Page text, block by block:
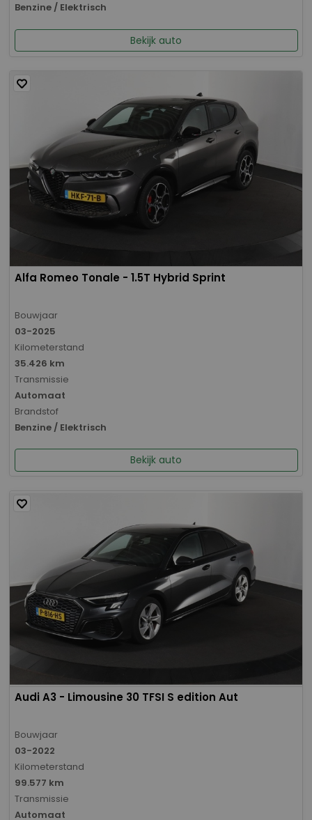
Benzine / Elektrisch
Bekijk auto
Alfa Romeo Tonale - 1.5T Hybrid Sprint
Bouwjaar
03-2025
Kilometerstand
35.426 km
Transmissie
Automaat
Brandstof
Benzine / Elektrisch
Bekijk auto
Audi A3 - Limousine 30 TFSI S edition Aut
Bouwjaar
03-2022
Kilometerstand
99.577 km
Transmissie
Automaat